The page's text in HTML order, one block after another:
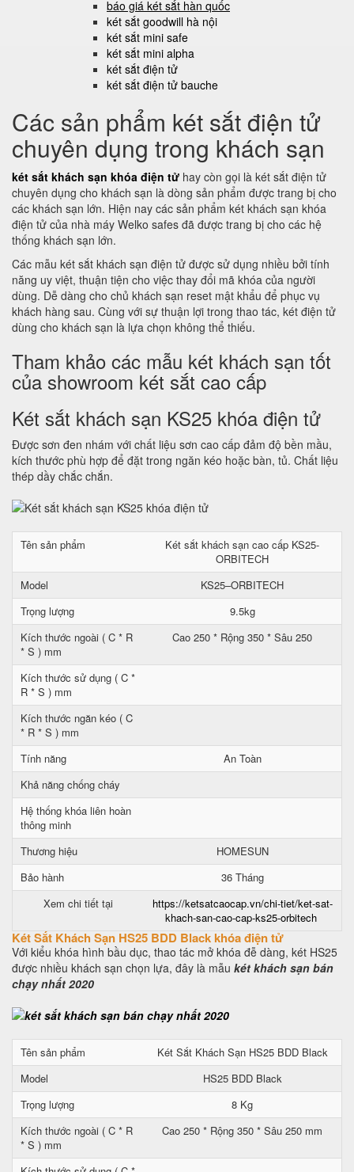
báo giá két sắt hàn quốc
két sắt goodwill hà nội
két sắt mini safe
két sắt mini alpha
két sắt điện tử
két sắt điện tử bauche
Các sản phẩm két sắt điện tử
chuyên dụng trong khách sạn
két sắt khách sạn khóa điện tử hay còn gọi là két sắt điện tử
chuyên dụng cho khách sạn là dòng sản phẩm được trang bị cho
các khách sạn lớn. Hiện nay các sản phẩm két khách sạn khóa
điện tử của nhà máy Welko safes đã được trang bị cho các hệ
thống khách sạn lớn.
Các mẫu két sắt khách sạn điện tử được sử dụng nhiều bởi tính
năng uy việt, thuận tiện cho việc thay đổi mã khóa của người
dùng. Dễ dàng cho chủ khách sạn reset mật khẩu để phục vụ
khách hàng sau. Cùng với sự thuận lợi trong thao tác, két điện tử
dùng cho khách sạn là lựa chọn không thể thiếu.
Tham khảo các mẫu két khách sạn tốt
của showroom két sắt cao cấp
Két sắt khách sạn KS25 khóa điện tử
Được sơn đen nhám với chất liệu sơn cao cấp đảm độ bền mầu,
kích thước phù hợp để đặt trong ngăn kéo hoặc bàn, tủ. Chất liệu
thép dầy chắc chắn.
Tên sản phẩm
Két sắt khách sạn cao cấp KS25-
ORBITECH
Model
KS25–ORBITECH
Trọng lượng
9.5kg
Kích thước ngoài ( C * R
* S ) mm
Cao 250 * Rộng 350 * Sâu 250
Kích thước sử dụng ( C *
R * S ) mm
Kích thước ngăn kéo ( C
* R * S ) mm
Tính năng
An Toàn
Khả năng chống cháy
Hệ thống khóa liên hoàn
thông minh
Thương hiệu
HOMESUN
Bảo hành
36 Tháng
Xem chi tiết tại
https://ketsatcaocap.vn/chi-tiet/ket-sat-
khach-san-cao-cap-ks25-orbitech
Két Sắt Khách Sạn HS25 BDD Black khóa điện tử
Với kiểu khóa hình bầu dục, thao tác mở khóa đễ dàng, két HS25
được nhiều khách sạn chọn lựa, đây là mẫu két khách sạn bán
chạy nhất 2020
Tên sản phẩm
Két Sắt Khách Sạn HS25 BDD Black
Model
HS25 BDD Black
Trọng lượng
8 Kg
Kích thước ngoài ( C * R
* S ) mm
Cao 250 * Rộng 350 * Sâu 250 mm